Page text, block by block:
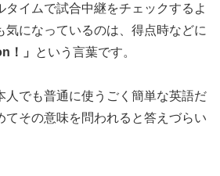
タイムで試合中継をチェックするよ
気になっているのは、得点時などに
！」 という言葉です。
人でも普通に使うごく簡単な英語だ
てその意味を問われると答えづらい